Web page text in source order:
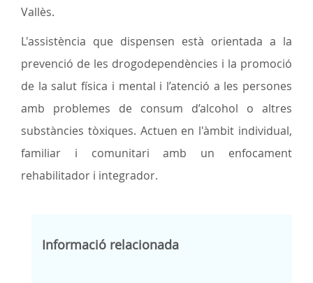
Vallès.
L'assistència que dispensen està orientada a la
prevenció de les drogodependències i la promoció
de la salut física i mental i l’atenció a les persones
amb problemes de consum d’alcohol o altres
substàncies tòxiques. Actuen en l'àmbit individual,
familiar i comunitari amb un enfocament
rehabilitador i integrador.
Informació relacionada